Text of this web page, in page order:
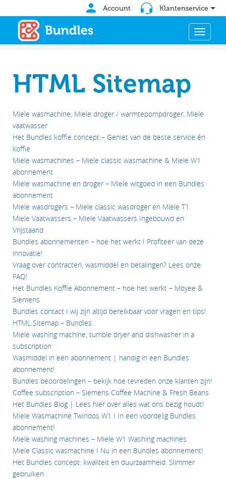
o
Account Klantenservice
HTML Sitemap
Miele wasmachine, Miele droger / warmtepompdroger, Miele
vaatwasser
Het Bundles koffie concept – Geniet van de beste service én
koffie
Miele wasmachines – Miele classic wasmachine & Miele W1
abonnement
Miele wasmachine en droger – Miele witgoed in een Bundles
abonnement
Miele wasdrogers – Miele classic wasdroger en Miele T1
Miele Vaatwassers – Miele Vaatwassers Ingebouwd en
Vrijstaand
Bundles abonnementen – hoe het werkt I Profiteer van deze
innovatie!
Vraag over contracten, wasmiddel en betalingen? Lees onze
FAQ!
Het Bundles Koffie Abonnement – hoe het werkt – Moyee &
Siemens
Bundles contact I wij zijn altijd bereikbaar voor vragen en tips!
HTML Sitemap – Bundles
Miele washing machine, tumble dryer and dishwasher in a
subscription
Wasmiddel in een abonnement | handig in een Bundles
abonnement!
Bundles beoordelingen – bekijk hoe tevreden onze klanten zijn!
Coffee subscription – Siemens Coffee Machine & Fresh Beans
Het Bundles Blog | Lees hier over alles wat ons bezig houdt!
Miele Wasmachine Twindos W1 I In een voordelig Bundles
abonnement!
Miele washing machines – Miele W1 Washing machines
Miele Classic wasmachine I Nu in een Bundles abonnement!
Het Bundles concept: kwaliteit en duurzaamheid. Slimmer
gebruiken.